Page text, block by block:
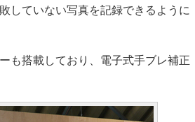
していない写真を記録できるように
も搭載しており、電子式手ブレ補正